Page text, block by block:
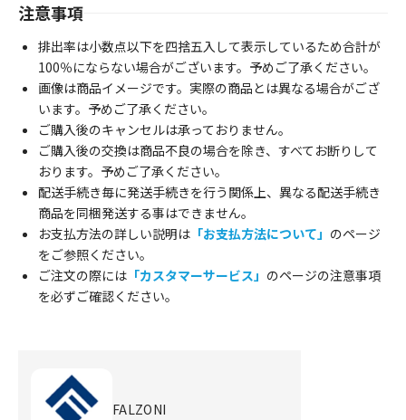
注意事項
排出率は小数点以下を四捨五入して表示しているため合計が
100％にならない場合がございます。予めご了承ください。
画像は商品イメージです。実際の商品とは異なる場合がござ
います。予めご了承ください。
ご購入後のキャンセルは承っておりません。
ご購入後の交換は商品不良の場合を除き、すべてお断りして
おります。予めご了承ください。
配送手続き毎に発送手続きを行う関係上、異なる配送手続き
商品を同梱発送する事はできません。
お支払方法の詳しい説明は 「お支払方法について」 のページ
をご参照ください。
ご注文の際には 「カスタマーサービス」 のページの注意事項
を必ずご確認ください。
FALZONI